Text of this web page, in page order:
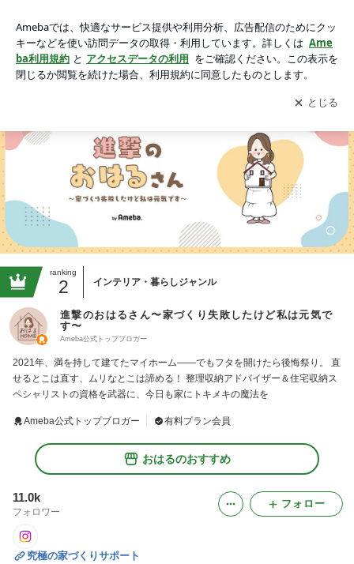
です〜
アプリをダウンロードして ブログの更新通知
を受け取りまし
ょう。
開く
ranking
2 インテリア・暮らしジャンル
進撃のおはるさん〜家づくり失敗したけど私は元気で
す〜
Ameba公式トップブロガー
2021年、満を持して建てたマイホーム——でもフタを開けたら後悔祭り。 直
せるとこは直す、ムリなとこは諦める！ 整理収納アドバイザー＆住宅収納ス
ペシャリストの資格を武器に、今日も家にトキメキの魔法を
Ameba公式トップブロガー 有料プラン会員
おはるのおすすめ
11.0k
フォロワー
フォロー
究極の家づくりサポート